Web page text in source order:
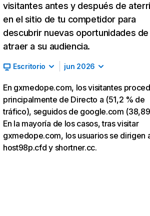
visitantes antes y después de
en el sitio de tu competidor para
descubrir nuevas oportunidades de
atraer a su audiencia.
Escritorio jun 2026
En gxmedope.com, los visitantes
principalmente de Directo a (51,2 % de
tráfico), seguidos de google.com
En la mayoría de los casos, tras visitar
gxmedope.com, los usuarios se dirigen
host98p.cfd y shortner.cc.